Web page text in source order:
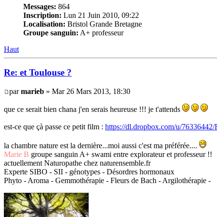
Messages: 864
Inscription: Lun 21 Juin 2010, 09:22
Localisation: Bristol Grande Bretagne
Groupe sanguin: A+ professeur
Haut
Re: et Toulouse ?
parmarieb » Mar 26 Mars 2013, 18:30
que ce serait bien chana j'en serais heureuse !!! je t'attends
est-ce que çà passe ce petit film : https://dl.dropbox.com/u/76336442/
la chambre nature est la dernière...moi aussi c'est ma préférée....
Marie B groupe sanguin A+ swami entre explorateur et professeur !!
actuellement Naturopathe chez naturensemble.fr
Experte SIBO - SII - génotypes - Désordres hormonaux
Phyto - Aroma - Gemmothérapie - Fleurs de Bach - Argilothérapie -